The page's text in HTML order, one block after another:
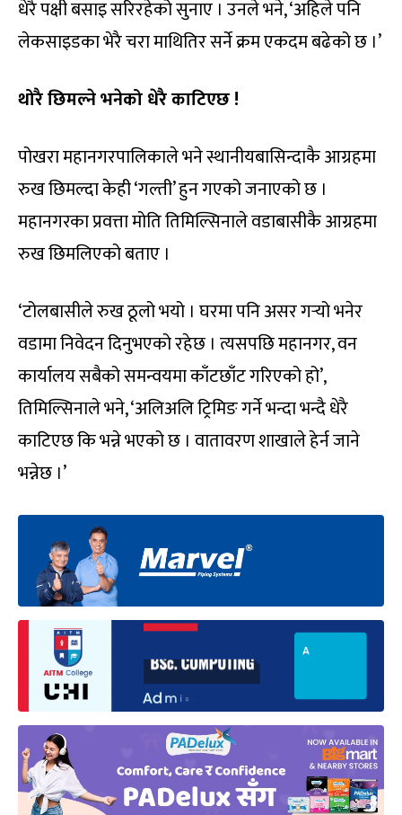
धेरै पक्षी बसाइ सरिरहेको सुनाए । उनले भने, ‘अहिले पनि
लेकसाइडका भेरै चरा माथितिर सर्ने क्रम एकदम बढेको छ ।’
थोरै छिमल्ने भनेको धेरै काटिएछ !
पोखरा महानगरपालिकाले भने स्थानीयबासिन्दाकै आग्रहमा
रुख छिमल्दा केही ‘गल्ती’ हुन गएको जनाएको छ ।
महानगरका प्रवत्ता मोति तिमिल्सिनाले वडाबासीकै आग्रहमा
रुख छिमलिएको बताए ।
‘टोलबासीले रुख ठूलो भयो । घरमा पनि असर गर्‍यो भनेर
वडामा निवेदन दिनुभएको रहेछ । त्यसपछि महानगर, वन
कार्यालय सबैको समन्वयमा काँटछाँट गरिएको हो’,
तिमिल्सिनाले भने, ‘अलिअलि ट्रिमिङ गर्ने भन्दा भन्दै धेरै
काटिएछ कि भन्ने भएको छ । वातावरण शाखाले हेर्न जाने
भन्नेछ ।’